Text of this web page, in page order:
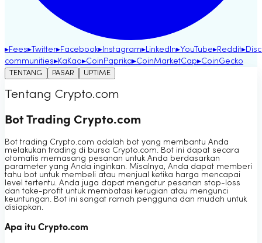
▸Fees▸ Twitter▸Facebook▸ Instagram▸LinkedIn▸YouTube▸Reddit▸
communities▸KaKao▸CoinPaprika▸CoinMarketCap▸CoinGecko
TENTANG
PASAR UPTIME
Tentang Crypto.com
Bot Trading Crypto.com
Bot trading Crypto.com adalah bot yang membantu Anda
melakukan trading di bursa Crypto.com. Bot ini dapat secara
otomatis memasang pesanan untuk Anda berdasarkan
parameter yang Anda inginkan. Misalnya, Anda dapat memberi
tahu bot untuk membeli atau menjual ketika harga mencapai
level tertentu. Anda juga dapat mengatur pesanan stop-loss
dan take-profit untuk membatasi kerugian atau mengunci
keuntungan. Bot ini sangat ramah pengguna dan mudah untuk
disiapkan.
Apa itu Crypto.com